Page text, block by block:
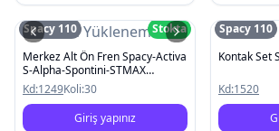
Resim Yüklenemedi
Spacy 110
Stokta
Merkez Alt Ön Fren Spacy-Activa
S-Alpha-Spontini-STMAX
Kobra2000
Kd:1249Koli:30
Giriş yapınız
Spacy 110
Kontak Set
Kd:1520